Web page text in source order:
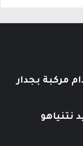
اصطدام مركبة بجدار
تأييد نتنياهو